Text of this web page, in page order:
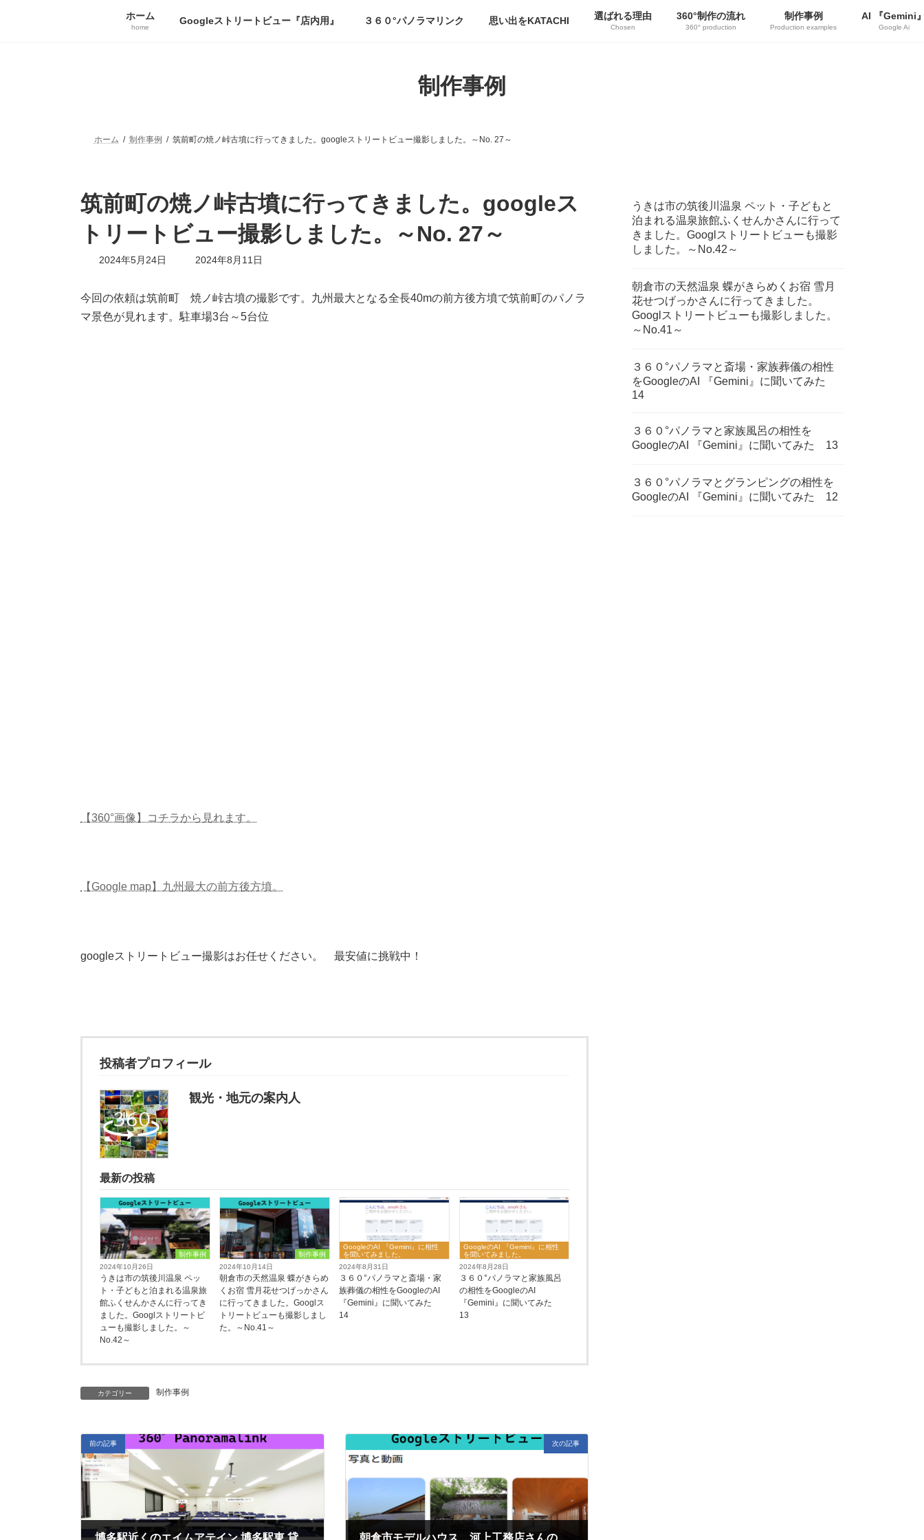
ホーム
home
Googleストリートビュー『店内用』 ３６０°パノラマリンク 思い出をKATACHI 選ばれる理由
Chosen
360°制作の流れ
360° production
制作事例
Production examples
AI 『Gemini
Google Ai
制作事例
ホーム 制作事例 筑前町の焼ノ峠古墳に行ってきました。googleストリートビュー撮影しました。～No. 27～
筑前町の焼ノ峠古墳に行ってきました。googleス
トリートビュー撮影しました。～No. 27～
2024年5月24日
最
新
日
時
2024年8月11日
今回の依頼は筑前町 焼ノ峠古墳の撮影です。九州最大となる全長40mの前方後方墳で筑前町のパノラ
マ景色が見れます。駐車場3台～5台位
【360°画像】コチラから見れます。
【Google map】九州最大の前方後方墳。
googleストリートビュー撮影はお任せください。 最安値に挑戦中！
投稿者プロフィール
観光・地元の案内人
最新の投稿
制作事例
2024年10月26日
うきは市の筑後川温泉 ペッ
ト・子どもと泊まれる温泉旅
館ふくせんかさんに行ってき
ました。Googlストリートビ
ューも撮影しました。～
No.42～
制作事例
2024年10月14日
朝倉市の天然温泉 蝶がきらめ
くお宿 雪月花せつげっかさん
に行ってきました。Googlス
トリートビューも撮影しまし
た。～No.41～
GoogleのAI 『Gemini』に相性
を聞いてみました。
2024年8月31日
３６０°パノラマと斎場・家
族葬儀の相性をGoogleのAI
『Gemini』に聞いてみた
14
GoogleのAI 『Gemini』に相性
を聞いてみました。
2024年8月28日
３６０°パノラマと家族風呂
の相性をGoogleのAI
『Gemini』に聞いてみた
13
カテゴリー 制作事例
前の記事 次の記事
うきは市の筑後川温泉 ペット・子どもと
泊まれる温泉旅館ふくせんかさんに行って
きました。Googlストリートビューも撮影
しました。～No.42～
朝倉市の天然温泉 蝶がきらめくお宿 雪月
花せつげっかさんに行ってきました。
Googlストリートビューも撮影しました。
～No.41～
３６０°パノラマと斎場・家族葬儀の相性
をGoogleのAI 『Gemini』に聞いてみた
14
３６０°パノラマと家族風呂の相性を
GoogleのAI 『Gemini』に聞いてみた 13
３６０°パノラマとグランピングの相性を
GoogleのAI 『Gemini』に聞いてみた 12